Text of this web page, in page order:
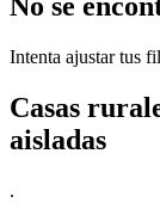
Intenta ajustar tus
Casas
aisladas
.